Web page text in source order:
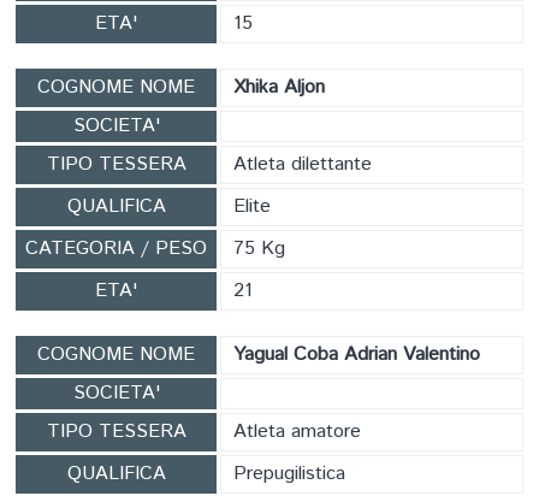
ETA'
15
COGNOME NOME
Xhika Aljon
SOCIETA'
TIPO TESSERA
Atleta dilettante
QUALIFICA
Elite
CATEGORIA / PESO
75 Kg
ETA'
21
COGNOME NOME
Yagual Coba Adrian Valentino
SOCIETA'
TIPO TESSERA
Atleta amatore
QUALIFICA
Prepugilistica